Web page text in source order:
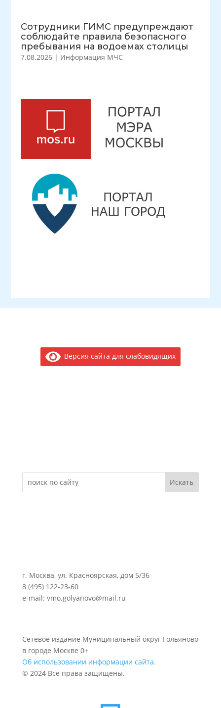
Сотрудники ГИМС предупреждают
соблюдайте правила безопасного
пребывания на водоемах столицы
7.08.2026 | Информация МЧС
Версия сайта для слабовидящих
г. Москва, ул. Красноярская, дом 5/36
8 (495) 122-23-60
e-mail: vmo.golyanovo@mail.ru
Сетевое издание Муниципальный округ Гольяново
в городе Москве 0+
Об использовании информации сайта.
© 2024 Все права защищены.